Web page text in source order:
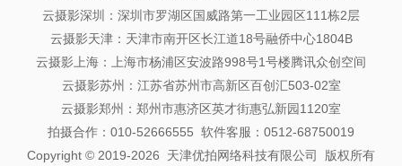
云摄影深圳：深圳市罗湖区国威路第一工业园区111栋2层
云摄影天津：天津市南开区长江道18号融侨中心1804B
云摄影上海：上海市杨浦区安波路998号1号楼腾讯众创空间
云摄影苏州：江苏省苏州市高新区百创汇503-02室
云摄影郑州：郑州市惠济区英才街惠弘新园1120室
拍摄合作：010-52666555 软件客服：0512-68750019
Copyright © 2019-2026 天津优拍网络科技有限公司 版权所有